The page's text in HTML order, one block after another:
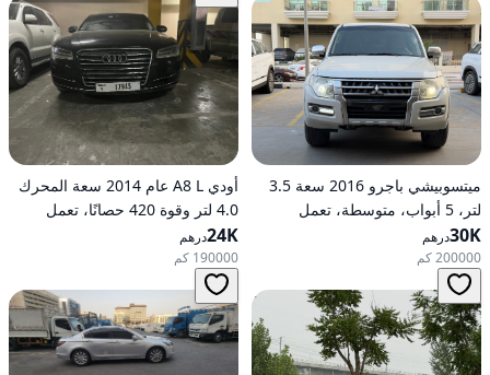
ميتسوبيشي باجرو 2016 سعة 3.5
لتر، 5 أبواب، متوسطة، تعمل
بالبنزين، أوتوماتيكية، دفع رباعي
30Kدرهم
200000 كم
أودي A8 L عام 2014 سعة المحرك
4.0 لتر وقوة 420 حصانًا، تعمل
بالبنزين، ناقل حركة أوتوماتيكي، دفع
كلي للعجلات
24Kدرهم
190000 كم